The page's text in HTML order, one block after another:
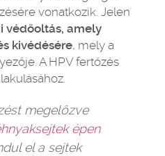
vonatkozik. Jelen
védőoltás, amely
kivédésére, mely a
A HPV fertőzés
megelőzve
épen
el a sejtek